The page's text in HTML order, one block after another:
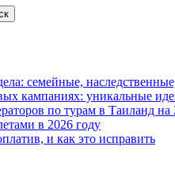
семейные,
кампаниях: уникальные
по турам в Таиланд на
в 2026 году
и как это исправить